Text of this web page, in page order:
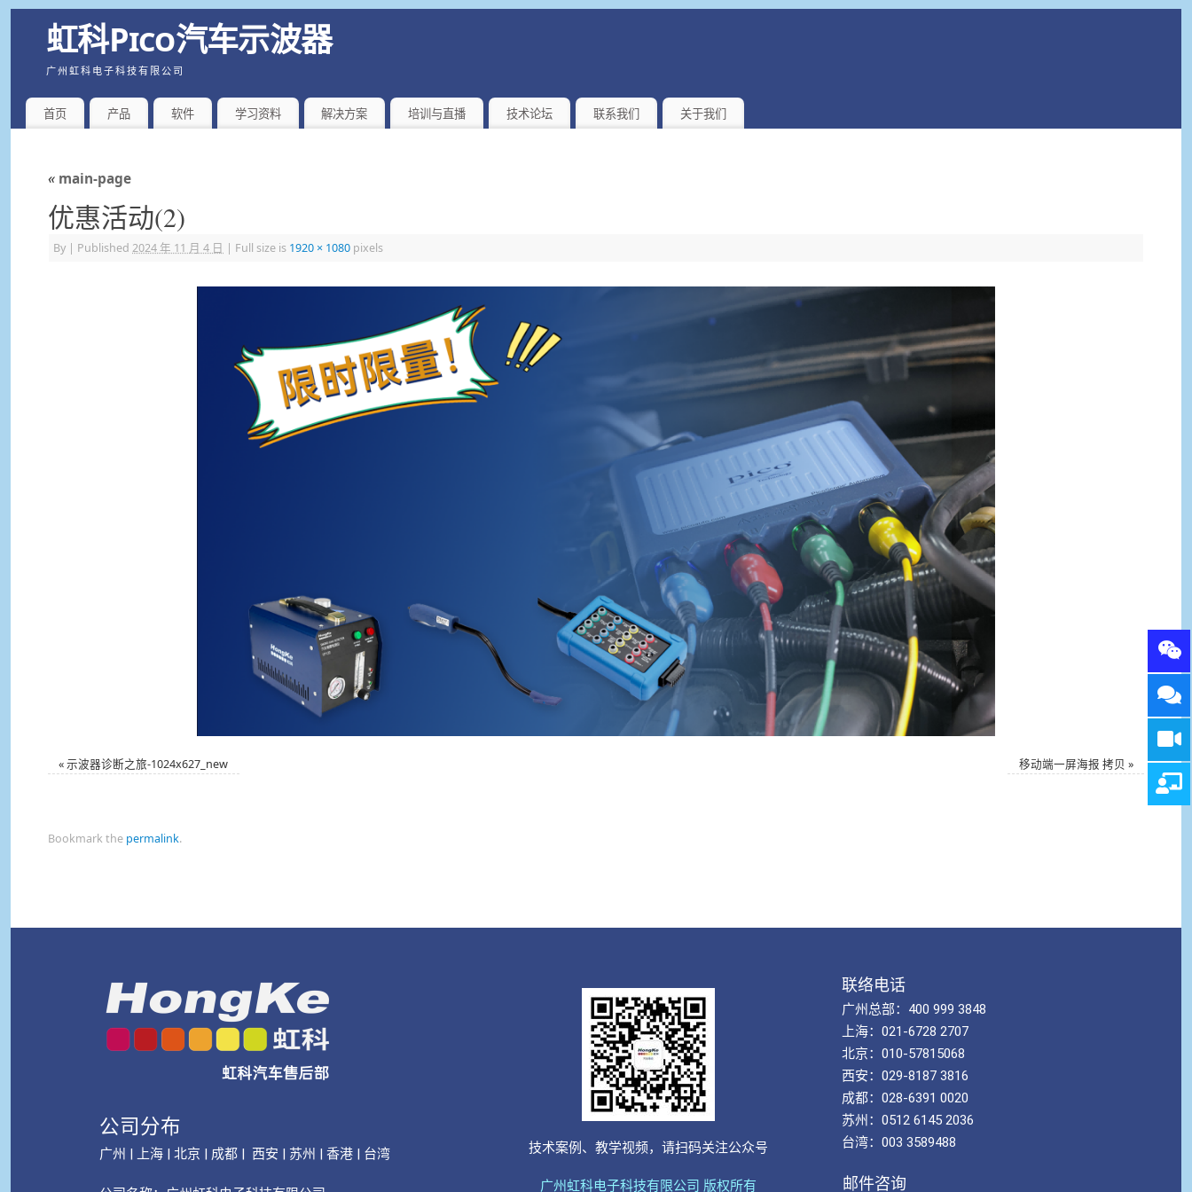
虹科Pico汽车示波器
广州虹科电子科技有限公司
首页 产品 软件 学习资料 解决方案 培训与直播 技术论坛 联系我们 关于我们
« main-page
优惠活动(2)
By | Published 2024 年 11 月 4 日 | Full size is 1920 × 1080 pixels
«示波器诊断之旅-1024x627_new 移动端一屏海报 拷贝 »
Bookmark the permalink.
公司分布
广州 | 上海 | 北京 | 成都 | 西安 | 苏州 | 香港 | 台湾 技术案例、教学视频，请扫码关注公众号
广州虹科电子科技有限公司 版权所有
联络电话
广州总部：400 999 3848
上海：021-6728 2707
北京：010-57815068
西安：029-8187 3816
成都：028-6391 0020
苏州：0512 6145 2036
台湾：003 3589488
邮件咨询